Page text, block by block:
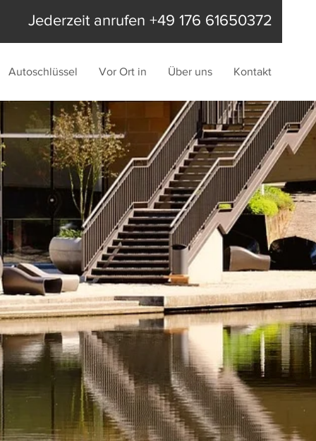
Jederzeit anrufen +49 176 61650372
Autoschlüssel Vor Ort in Über uns Kontakt